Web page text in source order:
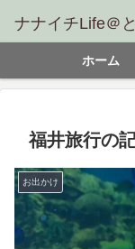
ナナイチLife＠
ホーム
福井旅行の
お出かけ